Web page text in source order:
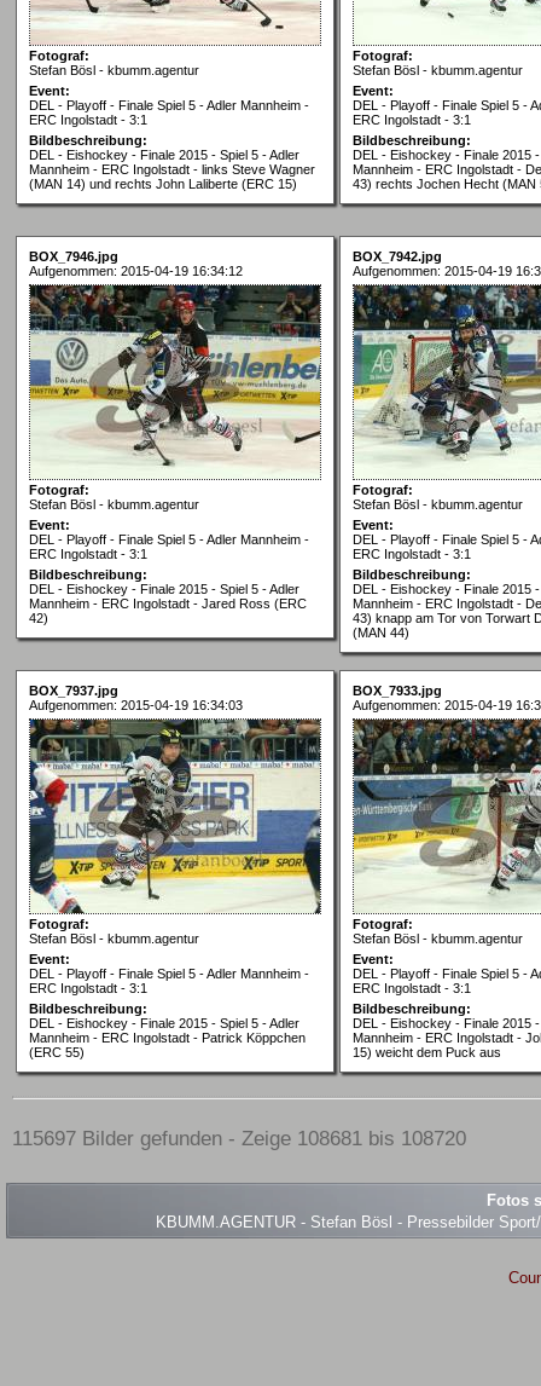
Fotograf:
Stefan Bösl - kbumm.agentur
Event:
DEL - Playoff - Finale Spiel 5 - Adler Mannheim -
ERC Ingolstadt - 3:1
Bildbeschreibung:
DEL - Eishockey - Finale 2015 - Spiel 5 - Adler
Mannheim - ERC Ingolstadt - links Steve Wagner
(MAN 14) und rechts John Laliberte (ERC 15)
Fotograf:
Stefan Bösl - kbumm.agentur
Event:
DEL - Playoff - Finale Spiel 5 -
ERC Ingolstadt - 3:1
Bildbeschreibung:
DEL - Eishockey - Finale 2015
Mannheim - ERC Ingolstadt -
43) rechts Jochen Hecht (MAN
BOX_7946.jpg
Aufgenommen: 2015-04-19 16:34:12
Fotograf:
Stefan Bösl - kbumm.agentur
Event:
DEL - Playoff - Finale Spiel 5 - Adler Mannheim -
ERC Ingolstadt - 3:1
Bildbeschreibung:
DEL - Eishockey - Finale 2015 - Spiel 5 - Adler
Mannheim - ERC Ingolstadt - Jared Ross (ERC
42)
BOX_7942.jpg
Aufgenommen: 2015-04-19
Fotograf:
Stefan Bösl - kbumm.agentur
Event:
DEL - Playoff - Finale Spiel 5 -
ERC Ingolstadt - 3:1
Bildbeschreibung:
DEL - Eishockey - Finale 2015
Mannheim - ERC Ingolstadt -
43) knapp am Tor von Torwart
(MAN 44)
BOX_7937.jpg
Aufgenommen: 2015-04-19 16:34:03
Fotograf:
Stefan Bösl - kbumm.agentur
Event:
DEL - Playoff - Finale Spiel 5 - Adler Mannheim -
ERC Ingolstadt - 3:1
Bildbeschreibung:
DEL - Eishockey - Finale 2015 - Spiel 5 - Adler
Mannheim - ERC Ingolstadt - Patrick Köppchen
(ERC 55)
BOX_7933.jpg
Aufgenommen: 2015-04-19
Fotograf:
Stefan Bösl - kbumm.agentur
Event:
DEL - Playoff - Finale Spiel 5 -
ERC Ingolstadt - 3:1
Bildbeschreibung:
DEL - Eishockey - Finale 2015
Mannheim - ERC Ingolstadt -
15) weicht dem Puck aus
115697 Bilder gefunden - Zeige 108681 bis 108720
Fotos
KBUMM.AGENTUR - Stefan Bösl - Pressebilder